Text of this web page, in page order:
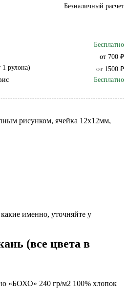
Безналичный расчет
Бесплатно
от 700 ₽
рулона)
от 1500 ₽
Бесплатно
рисунком, ячейка 12х12мм,
именно, уточняйте у
(все цвета в